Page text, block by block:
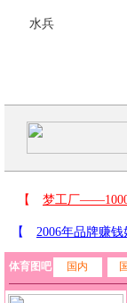
水兵
体育图吧 国内